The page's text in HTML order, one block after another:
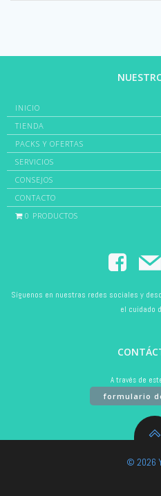
INICIO
TIENDA
PACKS Y OFERTAS
SERVICIOS
CONSEJOS
CONTACTO
0 PRODUCTOS
Síguenos en nuestras redes sociales y
el cuidado
A través de
formulario
© 2026